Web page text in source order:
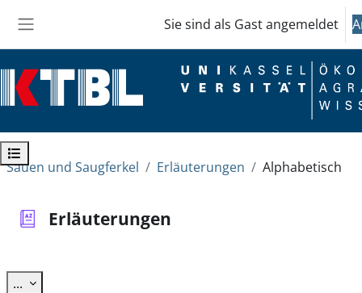
Sie sind als Gast angemeldet
Kursindex öffnen
Sauen und Saugferkel
Erläuterungen Alphabetisch
Erläuterungen
... Einträge exportieren